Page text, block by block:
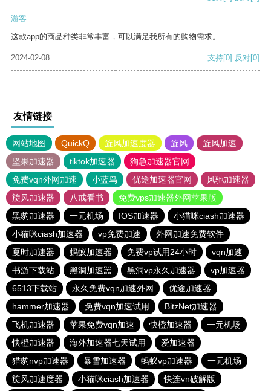
游客
这款app的商品种类非常丰富，可以满足我所有的购物需求。
2024-02-08 支持[0] 反对[0]
友情链接
网站地图 QuickQ 旋风加速度器 旋风
旋风加速
坚果加速器
tiktok加速器
狗急加速器官网
免费vqn外网加速
小蓝鸟 优途加速器官网
风驰加速器
旋风加速器
八戒看书
免费vps加速器外网苹果版
黑豹加速器
一元机场 IOS加速器
小猫咪ciash加速器
小猫咪ciash加速器
vp免费加速
外网加速免费软件
夏时加速器
蚂蚁加速器 免费vp试用24小时
vqn加速
书游下载站
黑洞加速噐 黑洞vp永久加速器
vp加速器
6513下载站
永久免费vqn加速外网
优途加速器
hammer加速器
免费vqn加速试用
BitzNet加速器
飞机加速器
苹果免费vqn加速 快橙加速器
一元机场
快橙加速器
海外加速器七天试用
爱加速器
猎豹nvp加速器
暴雪加速器 蚂蚁vp加速器
一元机场
旋风加速度器
小猫咪ciash加速器 快连vn破解版